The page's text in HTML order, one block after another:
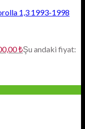
1,3 1993-1998
₺Şu andaki fiyat: